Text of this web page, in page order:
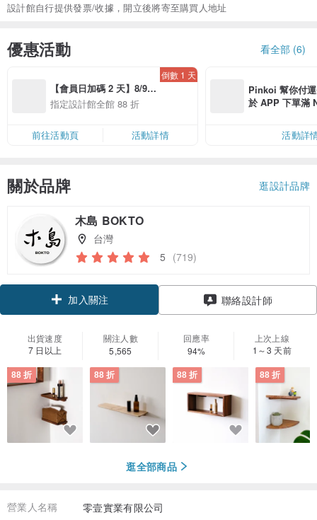
設計館自行提供發票/收據，開立後將寄至購買人地址
優惠活動 看全部 (6)
【會員日加碼 2 天】8/9-
8/10 精選設計限定 88 折
指定設計館全館 88 折
倒數 1 天
前往活動頁 活動詳情
Pinkoi 幫你付
於 APP 下單滿
活動詳
關於品牌 逛設計品牌
木島 BOKTO
台灣
5 (719)
加入關注 聯絡設計師
出貨速度
7 日以上
關注人數
5,565
回應率
94%
上次上線
1～3 天前
88 折 88 折 88 折 88 折
逛全部商品
營業人名稱
零壹實業有限公司